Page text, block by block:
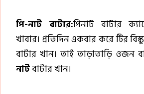
পি-নাট বাটার:পিনাট বাটার
খাবার। প্রতিদিন একবার করে টির
বাটার খান। তাই তাড়াতাড়ি ওজন
নাটবাটার খান।